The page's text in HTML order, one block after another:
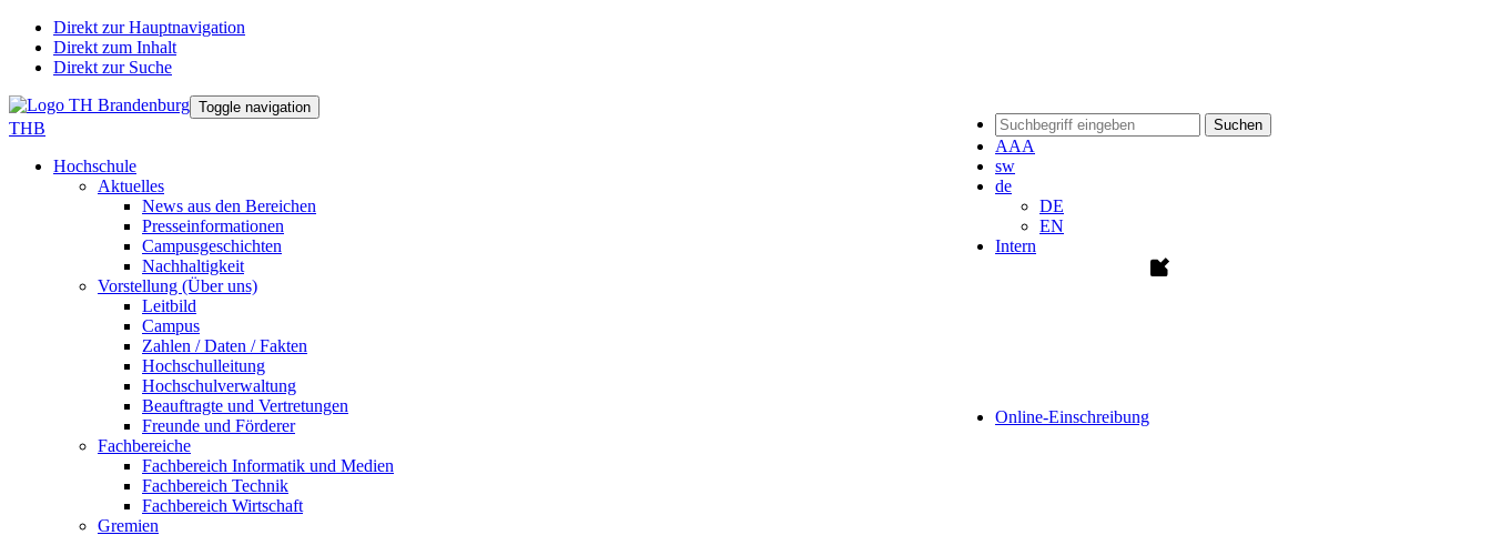
Direkt zur Hauptnavigation
Direkt zum Inhalt
Direkt zur Suche
Suchen
AAA
sw
de
DE
EN
Intern
Online-Einschreibung
Toggle navigation
THB
Hochschule
Aktuelles
News aus den Bereichen
Presseinformationen
Campusgeschichten
Nachhaltigkeit
Vorstellung (Über uns)
Leitbild
Campus
Zahlen / Daten / Fakten
Hochschulleitung
Hochschulverwaltung
Beauftragte und Vertretungen
Freunde und Förderer
Fachbereiche
Fachbereich Informatik und Medien
Fachbereich Technik
Fachbereich Wirtschaft
Gremien